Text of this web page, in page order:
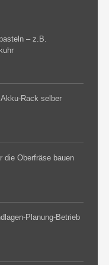
– z.B.
Rack selber
die Oberfräse bauen
Planung-Betrieb